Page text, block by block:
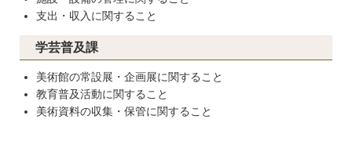
支出・収入に関すること
学芸普及課
美術館の常設展・企画展に関すること
教育普及活動に関すること
美術資料の収集・保管に関すること